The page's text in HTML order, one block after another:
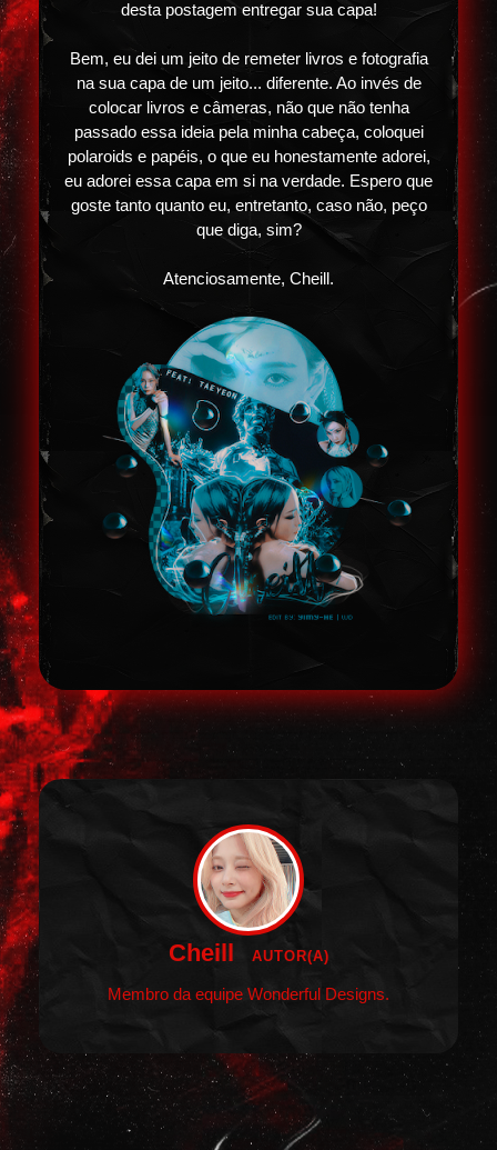
desta postagem entregar sua capa!
Bem, eu dei um jeito de remeter livros e fotografia
na sua capa de um jeito... diferente. Ao invés de
colocar livros e câmeras, não que não tenha
passado essa ideia pela minha cabeça, coloquei
polaroids e papéis, o que eu honestamente adorei,
eu adorei essa capa em si na verdade. Espero que
goste tanto quanto eu, entretanto, caso não, peço
que diga, sim?
Atenciosamente, Cheill.
Cheill AUTOR(A)
Membro da equipe Wonderful Designs.